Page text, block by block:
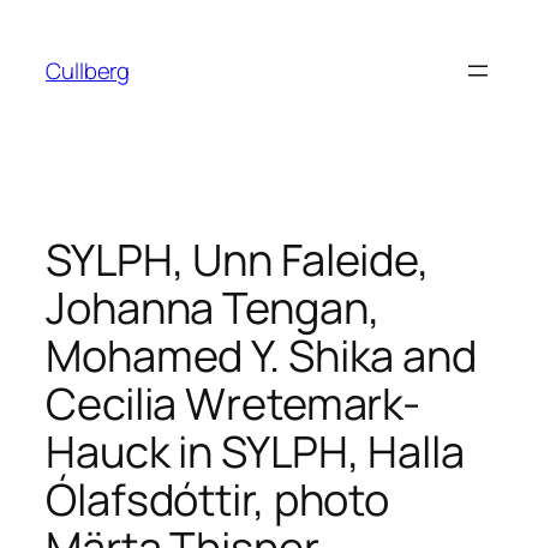
innehåll
Cullberg
SYLPH, Unn Faleide,
Johanna Tengan,
Mohamed Y. Shika and
Cecilia Wretemark-
Hauck in SYLPH, Halla
Ólafsdóttir, photo